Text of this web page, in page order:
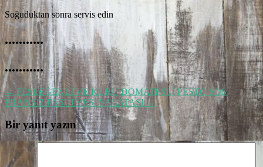
Soğuduktan sonra servis edin
...........
...........
← FESLEĞENLİ VE KURU DOMATESLİ PESTO SOS
FRANSIZ FASULYESİ SALATASI→
Bir yanıt yazın